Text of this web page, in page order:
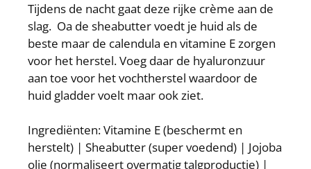
Tijdens de nacht gaat deze rijke crème aan de
slag. Oa de sheabutter voedt je huid als de
beste maar de calendula en vitamine E zorgen
voor het herstel. Voeg daar de hyaluronzuur
aan toe voor het vochtherstel waardoor de
huid gladder voelt maar ook ziet.
Ingrediënten: Vitamine E (beschermt en
herstelt) | Sheabutter (super voedend) | Jojoba
olie (normaliseert overmatig talgproductie) |